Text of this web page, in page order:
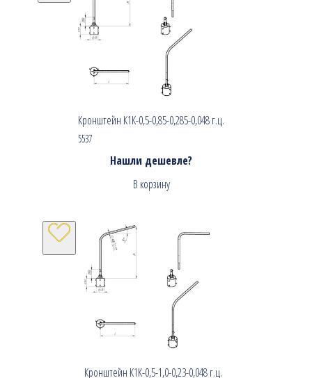
Кронштейн К1К-0,5-0,85-0,285-0,048 г.ц.
5537
Нашли дешевле?
В корзину
Кронштейн К1К-0,5-1,0-0,23-0,048 г.ц.